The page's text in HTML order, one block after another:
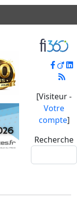
[Visiteur -
Votre
compte]
Recherche